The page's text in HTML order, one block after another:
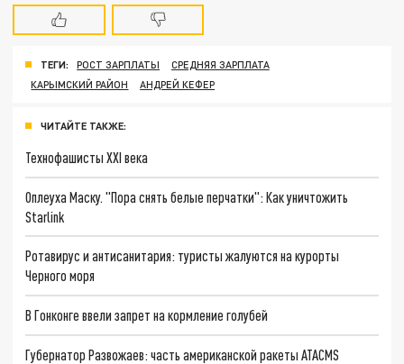
ТЕГИ: РОСТ ЗАРПЛАТЫ
СРЕДНЯЯ ЗАРПЛАТА
КАРЫМСКИЙ РАЙОН
АНДРЕЙ КЕФЕР
ЧИТАЙТЕ ТАКЖЕ:
Технофашисты XXI века
Оплеуха Маску. "Пора снять белые перчатки": Как уничтожить
Starlink
Ротавирус и антисанитария: туристы жалуются на курорты
Черного моря
В Гонконге ввели запрет на кормление голубей
Губернатор Развожаев: часть американской ракеты ATACMS